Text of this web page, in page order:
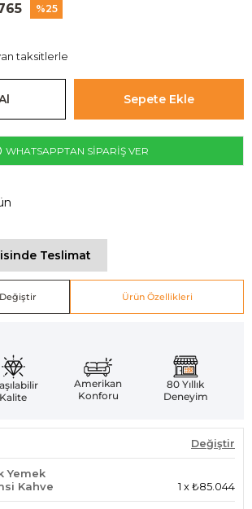
25
taksitlerle
WHATSAPPTAN SİPARİŞ VER
Teslimat
Ürün Özellikleri
Kalite
Amerikan
Konforu
80 Yıllık
Deneyim
Değiştir
Yemek
Kahve
1 x ₺85.044